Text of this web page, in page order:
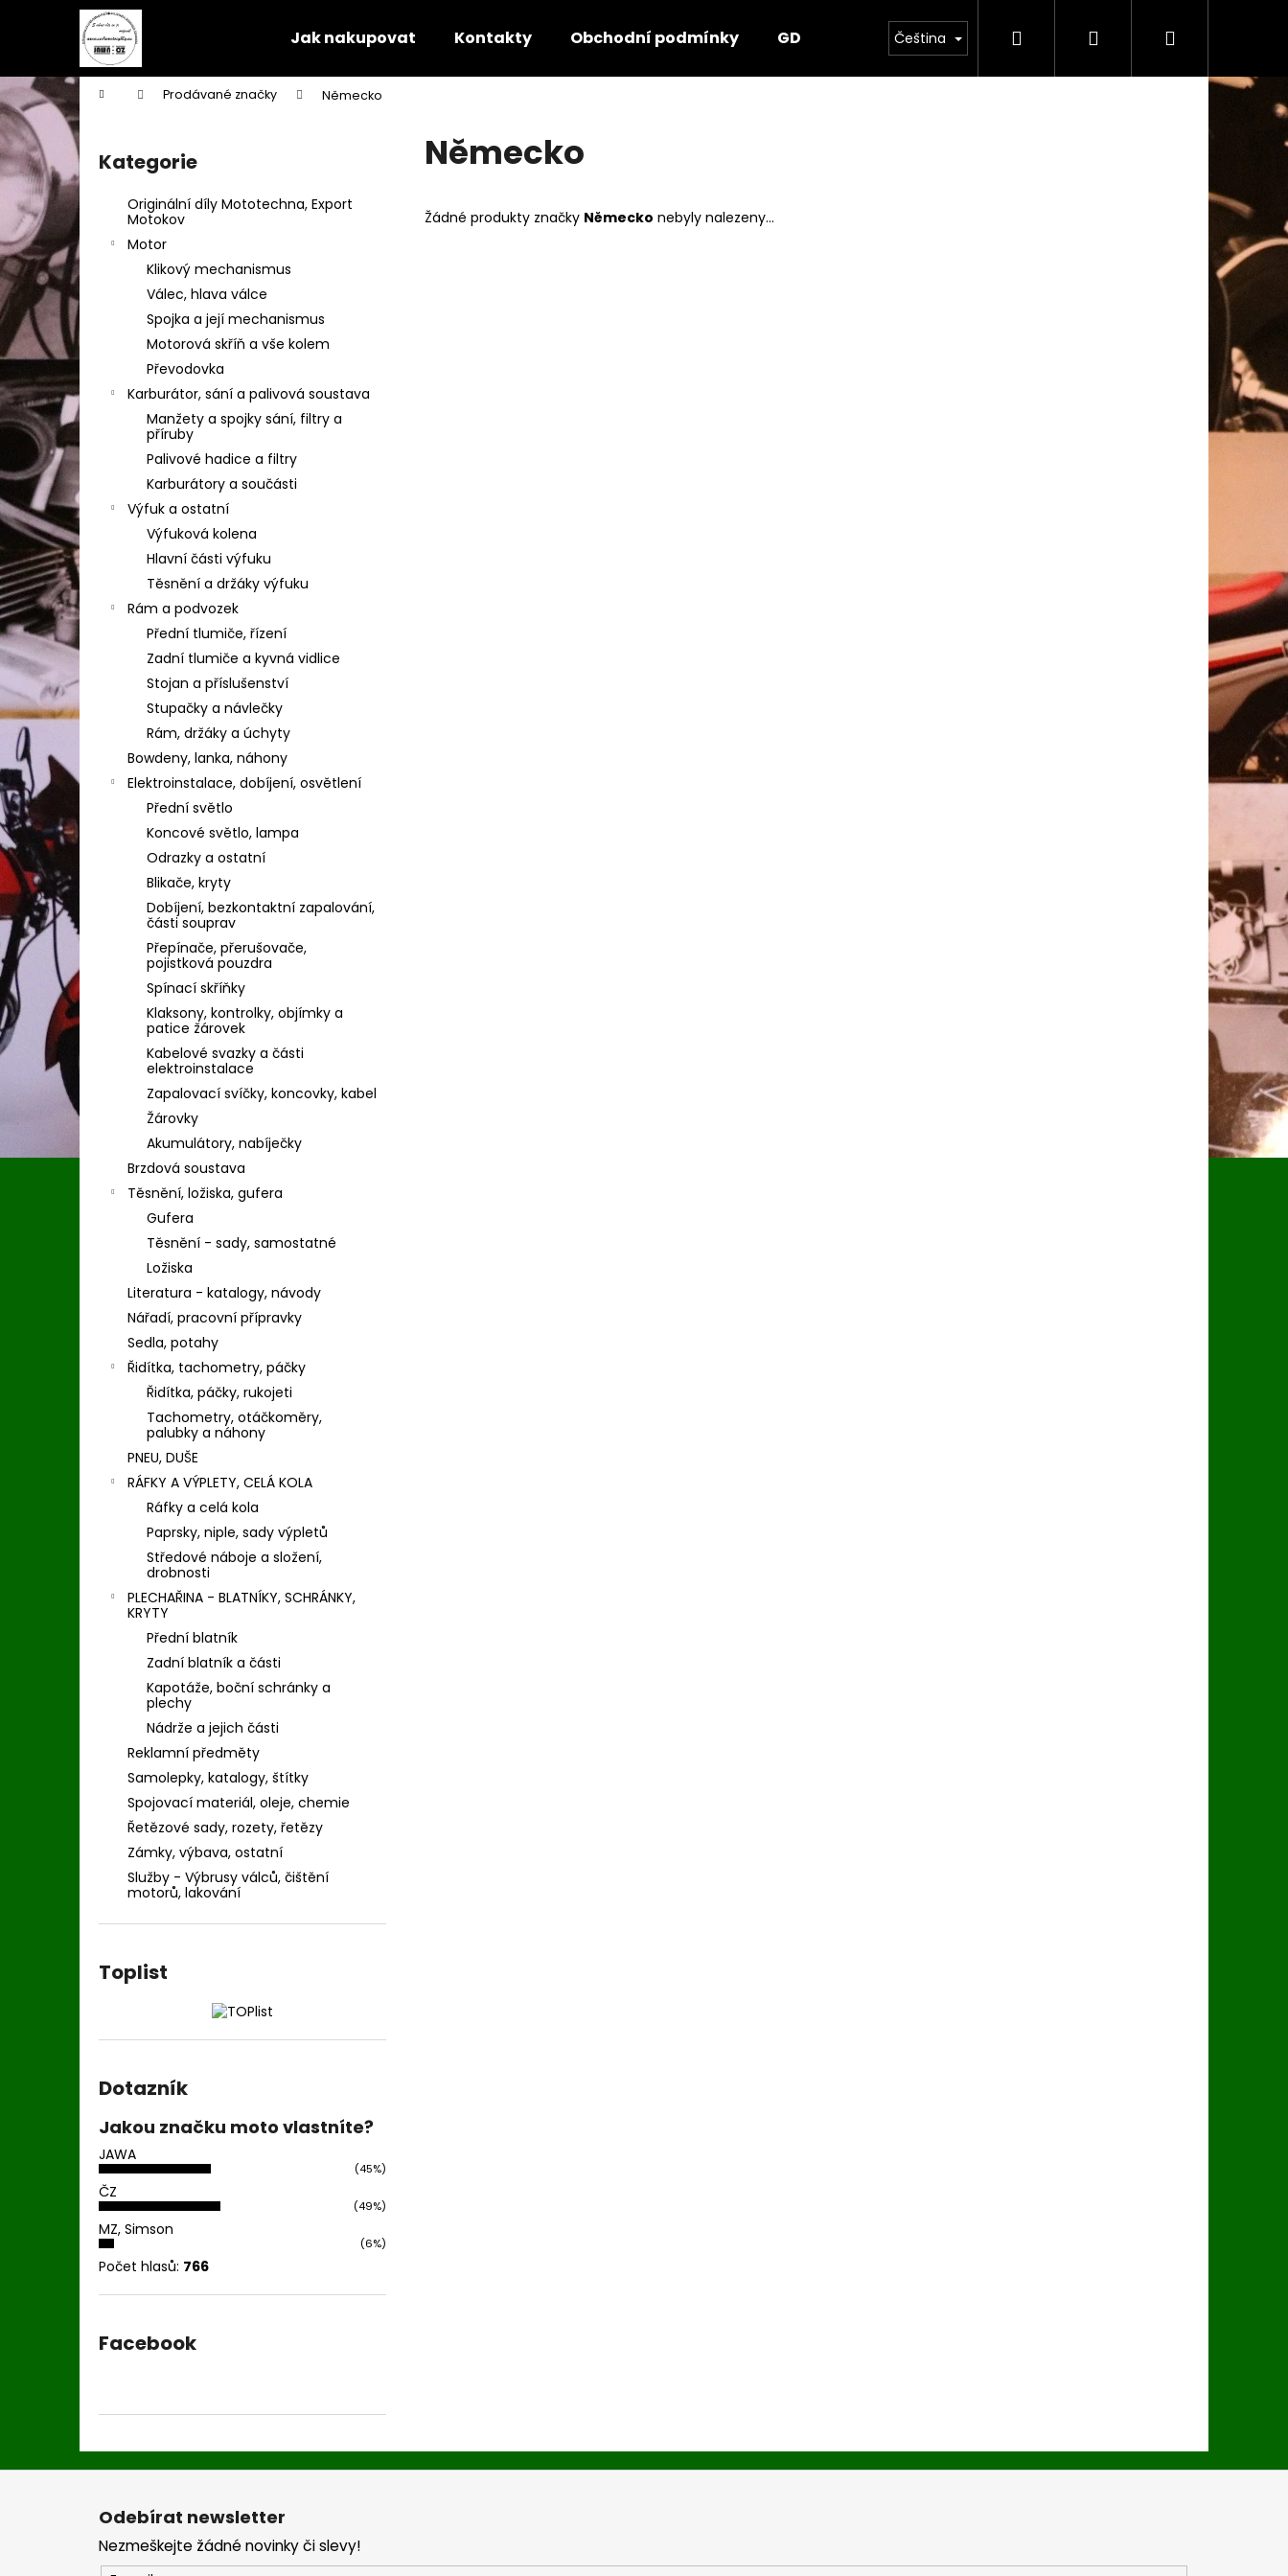
Jak nakupovat Kontakty Obchodní podmínky GDPR - Podmínky ochrany osobních údajů
Čeština Hledat PřihlášeníNákupní
Domů Prodávané značky Německo
P
o
s
t
a
n
n
í
p
n
e
l
Přeskočit
kategorie
Kategorie
Originální díly Mototechna, Export
Motokov
Motor
Klikový mechanismus
Válec, hlava válce
Spojka a její mechanismus
Motorová skříň a vše kolem
Převodovka
Karburátor, sání a palivová soustava
Manžety a spojky sání, filtry a
příruby
Palivové hadice a filtry
Karburátory a součásti
Výfuk a ostatní
Výfuková kolena
Hlavní části výfuku
Těsnění a držáky výfuku
Rám a podvozek
Přední tlumiče, řízení
Zadní tlumiče a kyvná vidlice
Stojan a příslušenství
Stupačky a návlečky
Rám, držáky a úchyty
Bowdeny, lanka, náhony
Elektroinstalace, dobíjení, osvětlení
Přední světlo
Koncové světlo, lampa
Odrazky a ostatní
Blikače, kryty
Dobíjení, bezkontaktní zapalování,
části souprav
Přepínače, přerušovače,
pojistková pouzdra
Spínací skříňky
Klaksony, kontrolky, objímky a
patice žárovek
Kabelové svazky a části
elektroinstalace
Zapalovací svíčky, koncovky, kabel
Žárovky
Akumulátory, nabíječky
Brzdová soustava
Těsnění, ložiska, gufera
Gufera
Těsnění - sady, samostatné
Ložiska
Literatura - katalogy, návody
Nářadí, pracovní přípravky
Sedla, potahy
Řidítka, tachometry, páčky
Řidítka, páčky, rukojeti
Tachometry, otáčkoměry,
palubky a náhony
PNEU, DUŠE
RÁFKY A VÝPLETY, CELÁ KOLA
Ráfky a celá kola
Paprsky, niple, sady výpletů
Středové náboje a složení,
drobnosti
PLECHAŘINA - BLATNÍKY, SCHRÁNKY,
KRYTY
Přední blatník
Zadní blatník a části
Kapotáže, boční schránky a
plechy
Nádrže a jejich části
Reklamní předměty
Samolepky, katalogy, štítky
Spojovací materiál, oleje, chemie
Řetězové sady, rozety, řetězy
Zámky, výbava, ostatní
Služby - Výbrusy válců, čištění
motorů, lakování
Toplist
Dotazník
Jakou značku moto vlastníte?
JAWA
(45%)
ČZ
(49%)
MZ, Simson
(6%)
Počet hlasů: 766
Facebook
Německo
Žádné produkty značky Německo nebyly nalezeny...
í
k
Zpět
do
obchodu
Zpět
do
obchodu
Z
Odebírat newsletter
Nezmeškejte žádné novinky či slevy!